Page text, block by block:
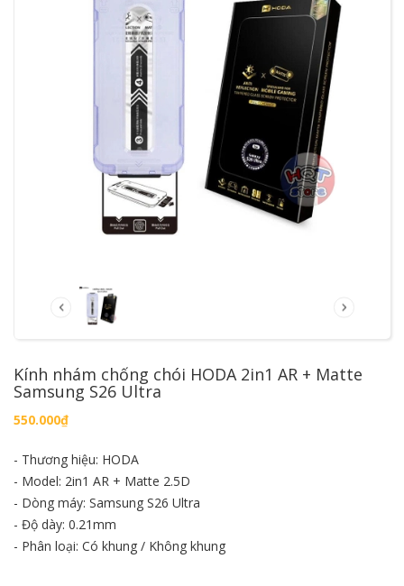
Kính nhám chống chói HODA 2in1 AR + Matte
Samsung S26 Ultra
550.000₫
- Thương hiệu: HODA
- Model: 2in1 AR + Matte 2.5D
- Dòng máy: Samsung S26 Ultra
- Độ dày: 0.21mm
- Phân loại: Có khung / Không khung